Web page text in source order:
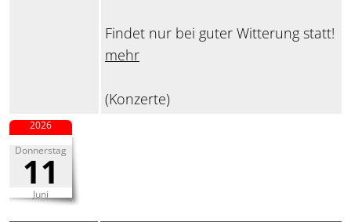
Findet nur bei guter Witterung statt!
mehr
(Konzerte)
Donnerstag
11
Juni
2026